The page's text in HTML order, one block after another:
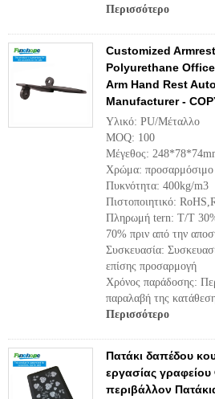
Περισσότερο
Customized
Polyurethane
Arm Hand Rest
Manufacturer -
Υλικό: PU/Μέταλλο
MOQ: 100
Μέγεθος:
Χρώμα: προσαρμόσιμο
Πυκνότητα: 400kg/m3
Πιστοποιητικό:
Πληρωμή tern: T/T
70% πριν από την
Συσκευασία:
επίσης προσαρμογή
Χρόνος παράδοσης:
παραλαβή της
Περισσότερο
Πατάκι δαπέδου
εργασίας γραφείου
περιβάλλον